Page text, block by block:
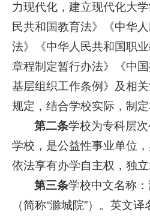
力现代化，建立现代化大
民共和国教育法》《中华
法》《中华人民共和国职
章程制定暂行办法》《中
基层组织工作条例》及相
规定，结合学校实际，制定
第二条学校为专科层
学校，是公益性事业单位
依法享有办学自主权，独立
第三条学校中文名称
（简称“滁城院”）。英文